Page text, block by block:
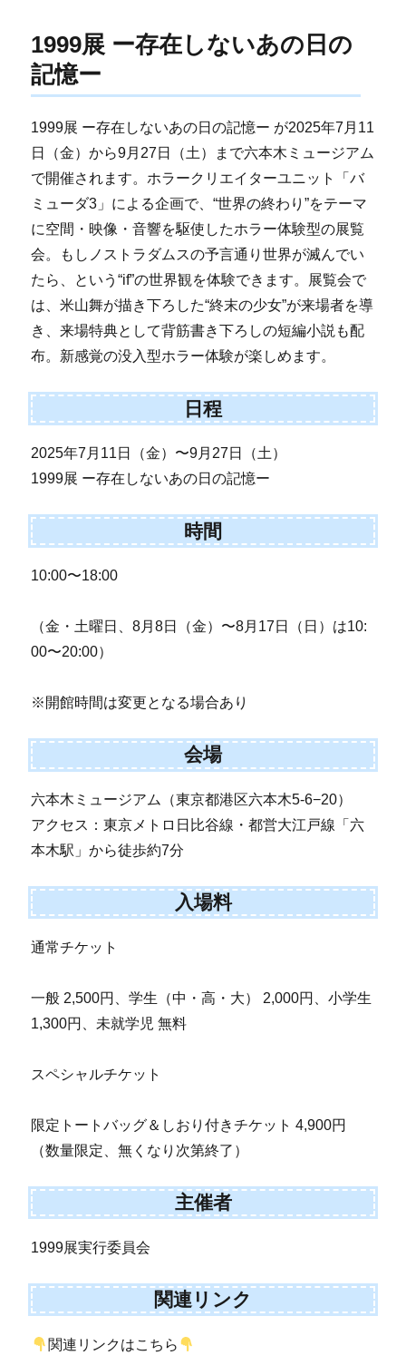
1999展 ー存在しないあの日の
記憶ー
1999展 ー存在しないあの日の記憶ー が2025年7月11
日（金）から9月27日（土）まで六本木ミュージアム
で開催されます。ホラークリエイターユニット「バ
ミューダ3」による企画で、“世界の終わり”をテーマ
に空間・映像・音響を駆使したホラー体験型の展覧
会。もしノストラダムスの予言通り世界が滅んでい
たら、という“if”の世界観を体験できます。展覧会で
は、米山舞が描き下ろした“終末の少女”が来場者を導
き、来場特典として背筋書き下ろしの短編小説も配
布。新感覚の没入型ホラー体験が楽しめます。
日程
2025年7月11日（金）〜9月27日（土）
1999展 ー存在しないあの日の記憶ー
時間
10:00〜18:00
（金・土曜日、8月8日（金）〜8月17日（日）は10:
00〜20:00）
※開館時間は変更となる場合あり
会場
六本木ミュージアム（東京都港区六本木5-6−20）
アクセス：東京メトロ日比谷線・都営大江戸線「六
本木駅」から徒歩約7分
入場料
通常チケット
一般 2,500円、学生（中・高・大） 2,000円、小学生
1,300円、未就学児 無料
スペシャルチケット
限定トートバッグ＆しおり付きチケット 4,900円
（数量限定、無くなり次第終了）
主催者
1999展実行委員会
関連リンク
関連リンクはこちら